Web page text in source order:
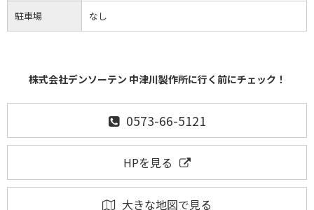
駐車場 なし
株式会社デンソーテン 中津川製作所に行く前にチェック！
0573-66-5121
HPを見る
大きな地図で見る